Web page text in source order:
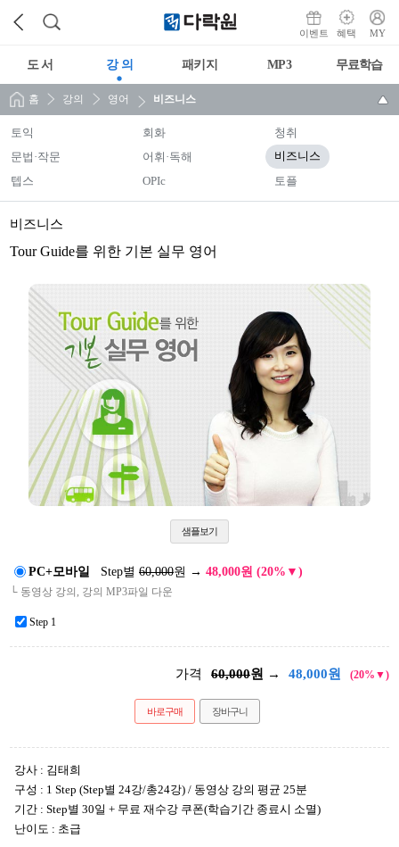
이벤트 혜택 MY
도 서 강 의 패키지 MP3 무료학습
홈 강의 영어 비즈니스
토익 회화
청취
문법·작문
어휘·독해 비즈니스
텝스 OPIc 토플
비즈니스
Tour Guide를 위한 기본 실무 영어
샘플보기
PC+모바일 Step별 60,000원 → 48,000원 (20%▼)
└ 동영상 강의, 강의 MP3파일 다운
Step 1
가격 60,000원 → 48,000원 (20%▼)
바로구매 장바구니
강사 : 김태희
구성 : 1 Step (Step별 24강/총24강) / 동영상 강의 평균 25분
기간 : Step별 30일 + 무료 재수강 쿠폰(학습기간 종료시 소멸)
난이도 : 초급